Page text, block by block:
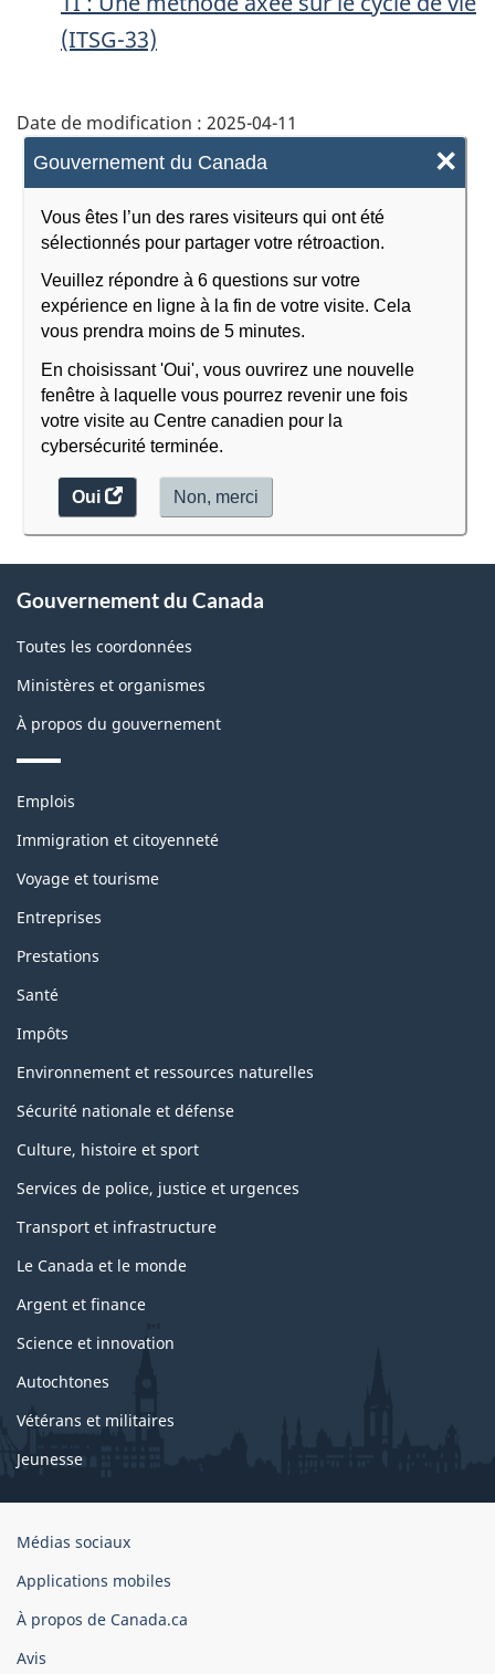
Gouvernement du Canada ×
Vous êtes l’un des rares visiteurs qui ont été
sélectionnés pour partager votre rétroaction.
Veuillez répondre à 6 questions sur votre
expérience en ligne à la fin de votre visite. Cela
vous prendra moins de 5 minutes.
En choisissant 'Oui', vous ouvrirez une nouvelle
fenêtre à laquelle vous pourrez revenir une fois
votre visite au Centre canadien pour la
cybersécurité terminée.
Oui
accéder
au
Non, je
ne
participer
web,
merci
(ITSG-33)
Date de modification : 2025-04-11
propos
de
ce
Gouvernement du Canada
Toutes les coordonnées
Ministères et organismes
À propos du gouvernement
Thèmes
sujets
Emplois
Immigration et citoyenneté
Voyage et tourisme
Entreprises
Prestations
Santé
Impôts
Environnement et ressources naturelles
Sécurité nationale et défense
Culture, histoire et sport
Services de police, justice et urgences
Transport et infrastructure
Le Canada et le monde
Argent et finance
Science et innovation
Autochtones
Vétérans et militaires
Jeunesse
Organisation
gouvernement
du
Canada
Médias sociaux
Applications mobiles
À propos de Canada.ca
Avis